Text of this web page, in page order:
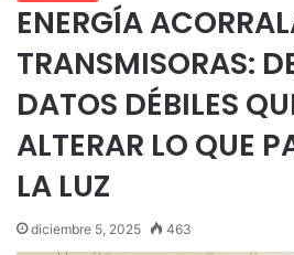
ENERGÍA
TRANSMISORAS:
DATOS DÉBILES
ALTERAR LO QUE
LA LUZ
diciembre 5, 2025 463